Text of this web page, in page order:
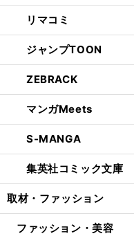
リマコミ
ジャンプTOON
ZEBRACK
マンガMeets
S-MANGA
集英社コミック文庫
取材・ファッション
ファッション・美容